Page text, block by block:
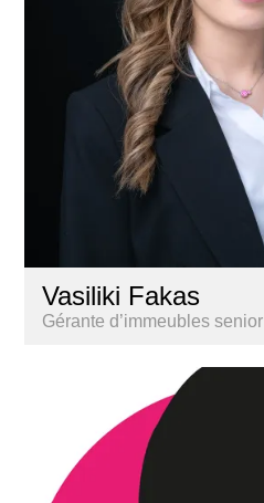
Vasiliki Fakas
Gérante d’immeubles senior